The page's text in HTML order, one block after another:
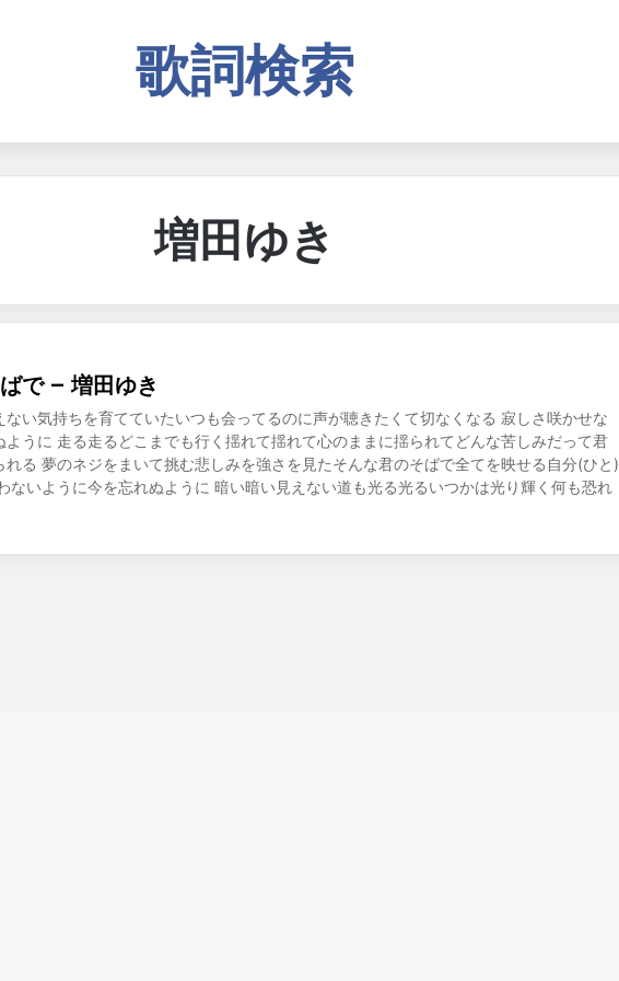
歌詞検索
増田ゆき
で – 増田ゆき
ない気持ちを育てていたいつも会ってるのに声が聴きたくて切なくなる 寂しさ咲かせな
ように 走る走るどこまでも行く揺れて揺れて心のままに揺られてどんな苦しみだって君
れる 夢のネジをまいて挑む悲しみを強さを見たそんな君のそばで全てを映せる自分(ひと)
ないように今を忘れぬように 暗い暗い見えない道も光る光るいつかは光り輝く何も恐れ